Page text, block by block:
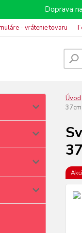
Doprava
- vrátenie tovaru
Úvod